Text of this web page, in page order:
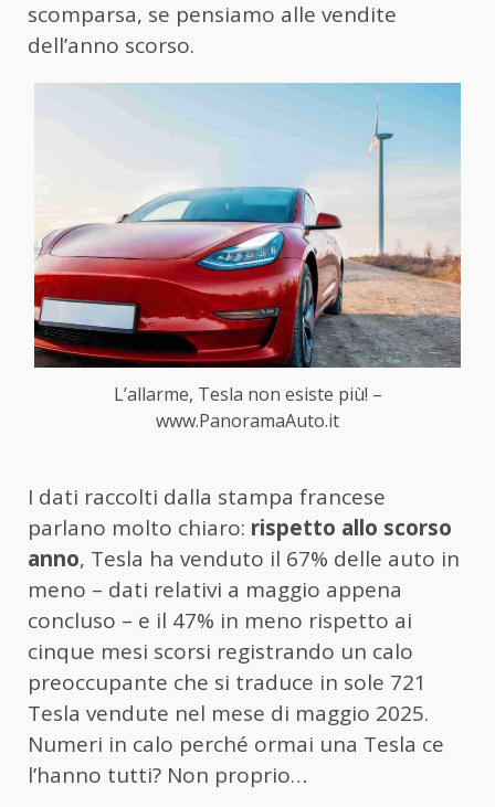
scomparsa, se pensiamo alle vendite
dell’anno scorso.
L’allarme, Tesla non esiste più! –
www.PanoramaAuto.it
I dati raccolti dalla stampa francese
parlano molto chiaro: rispetto allo scorso
anno, Tesla ha venduto il 67% delle auto in
meno – dati relativi a maggio appena
concluso – e il 47% in meno rispetto ai
cinque mesi scorsi registrando un calo
preoccupante che si traduce in sole 721
Tesla vendute nel mese di maggio 2025.
Numeri in calo perché ormai una Tesla ce
l’hanno tutti? Non proprio…